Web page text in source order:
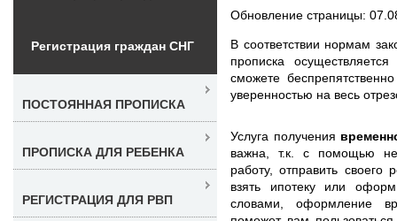
Обновление страницы:
В соответствии нормам
прописка
сможете
уверенностью на весь
Услуга получения
важна, т.к. с помощью
работу, отправить
взять ипотеку или
словами, оформление
Регистрация граждан СНГ
ПОСТОЯННАЯ ПРОПИСКА
ПРОПИСКА ДЛЯ РЕБЕНКА
РЕГИСТРАЦИЯ ДЛЯ РВП